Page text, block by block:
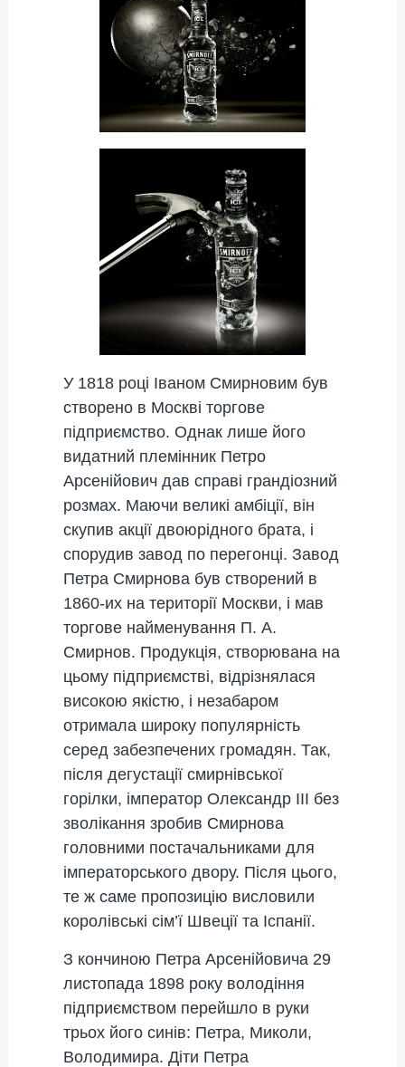
У 1818 році Іваном Смирновим був
створено в Москві торгове
підприємство. Однак лише його
видатний племінник Петро
Арсенійович дав справі грандіозний
розмах. Маючи великі амбіції, він
скупив акції двоюрідного брата, і
спорудив завод по перегонці. Завод
Петра Смирнова був створений в
1860-их на території Москви, і мав
торгове найменування П. А.
Смирнов. Продукція, створювана на
цьому підприємстві, відрізнялася
високою якістю, і незабаром
отримала широку популярність
серед забезпечених громадян. Так,
після дегустації смирнівської
горілки, імператор Олександр III без
зволікання зробив Смирнова
головними постачальниками для
імператорського двору. Після цього,
те ж саме пропозицію висловили
королівські сім’ї Швеції та Іспанії.
З кончиною Петра Арсенійовича 29
листопада 1898 року володіння
підприємством перейшло в руки
трьох його синів: Петра, Миколи,
Володимира. Діти Петра